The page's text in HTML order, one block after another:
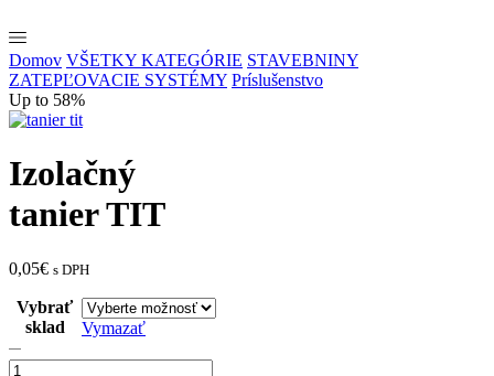
Domov VŠETKY KATEGÓRIE STAVEBNINY
ZATEPĽOVACIE SYSTÉMY Príslušenstvo
Up to 58%
Izolačný
tanier TIT
0,05€ s DPH
Vybrať
sklad
Vymazať
množstvo